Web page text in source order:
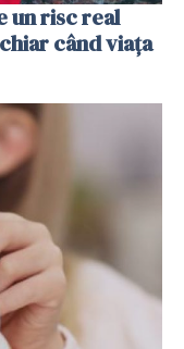
un risc real
când viața